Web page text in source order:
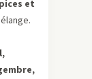
et